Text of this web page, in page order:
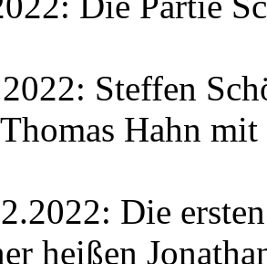
Steffen
Thomas Hahn
Die
heißen